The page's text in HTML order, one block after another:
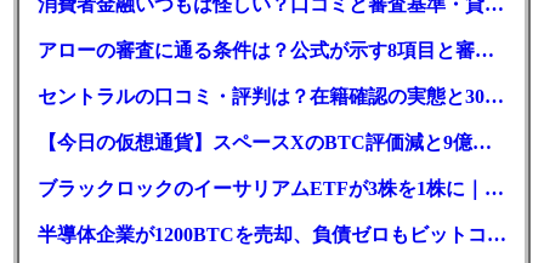
消費者金融いつもは怪しい？口コミと審査基準・貸付条件を調査
アローの審査に通る条件は？公式が示す8項目と審査時間
セントラルの口コミ・評判は？在籍確認の実態と30日金利0円の落とし穴
【今日の仮想通貨】スペースXのBTC評価減と9億株の解禁。208億円相当のBTCが盗難
ブラックロックのイーサリアムETFが3株を1株に｜年初来37%安
半導体企業が1200BTCを売却、負債ゼロもビットコイン戦略は後退